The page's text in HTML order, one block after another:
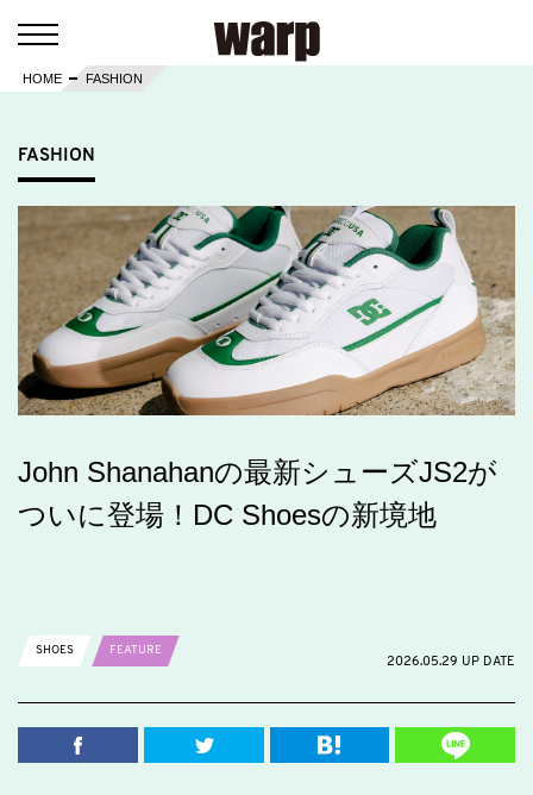
HOME FASHION
FASHION
John Shanahanの最新シューズJS2が
ついに登場！DC Shoesの新境地
SHOES
FEATURE
2026.05.29 UP DATE